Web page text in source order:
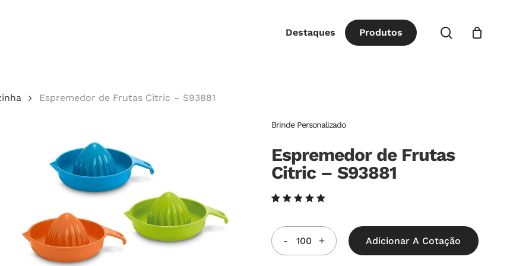
Destaques Produtos procurar
Espremedor de Frutas Citric – S93881
Brinde Personalizado
Espremedor de Frutas
Citric – S93881
5.00de
5, com
baseado
em
Adicionar A Cotação